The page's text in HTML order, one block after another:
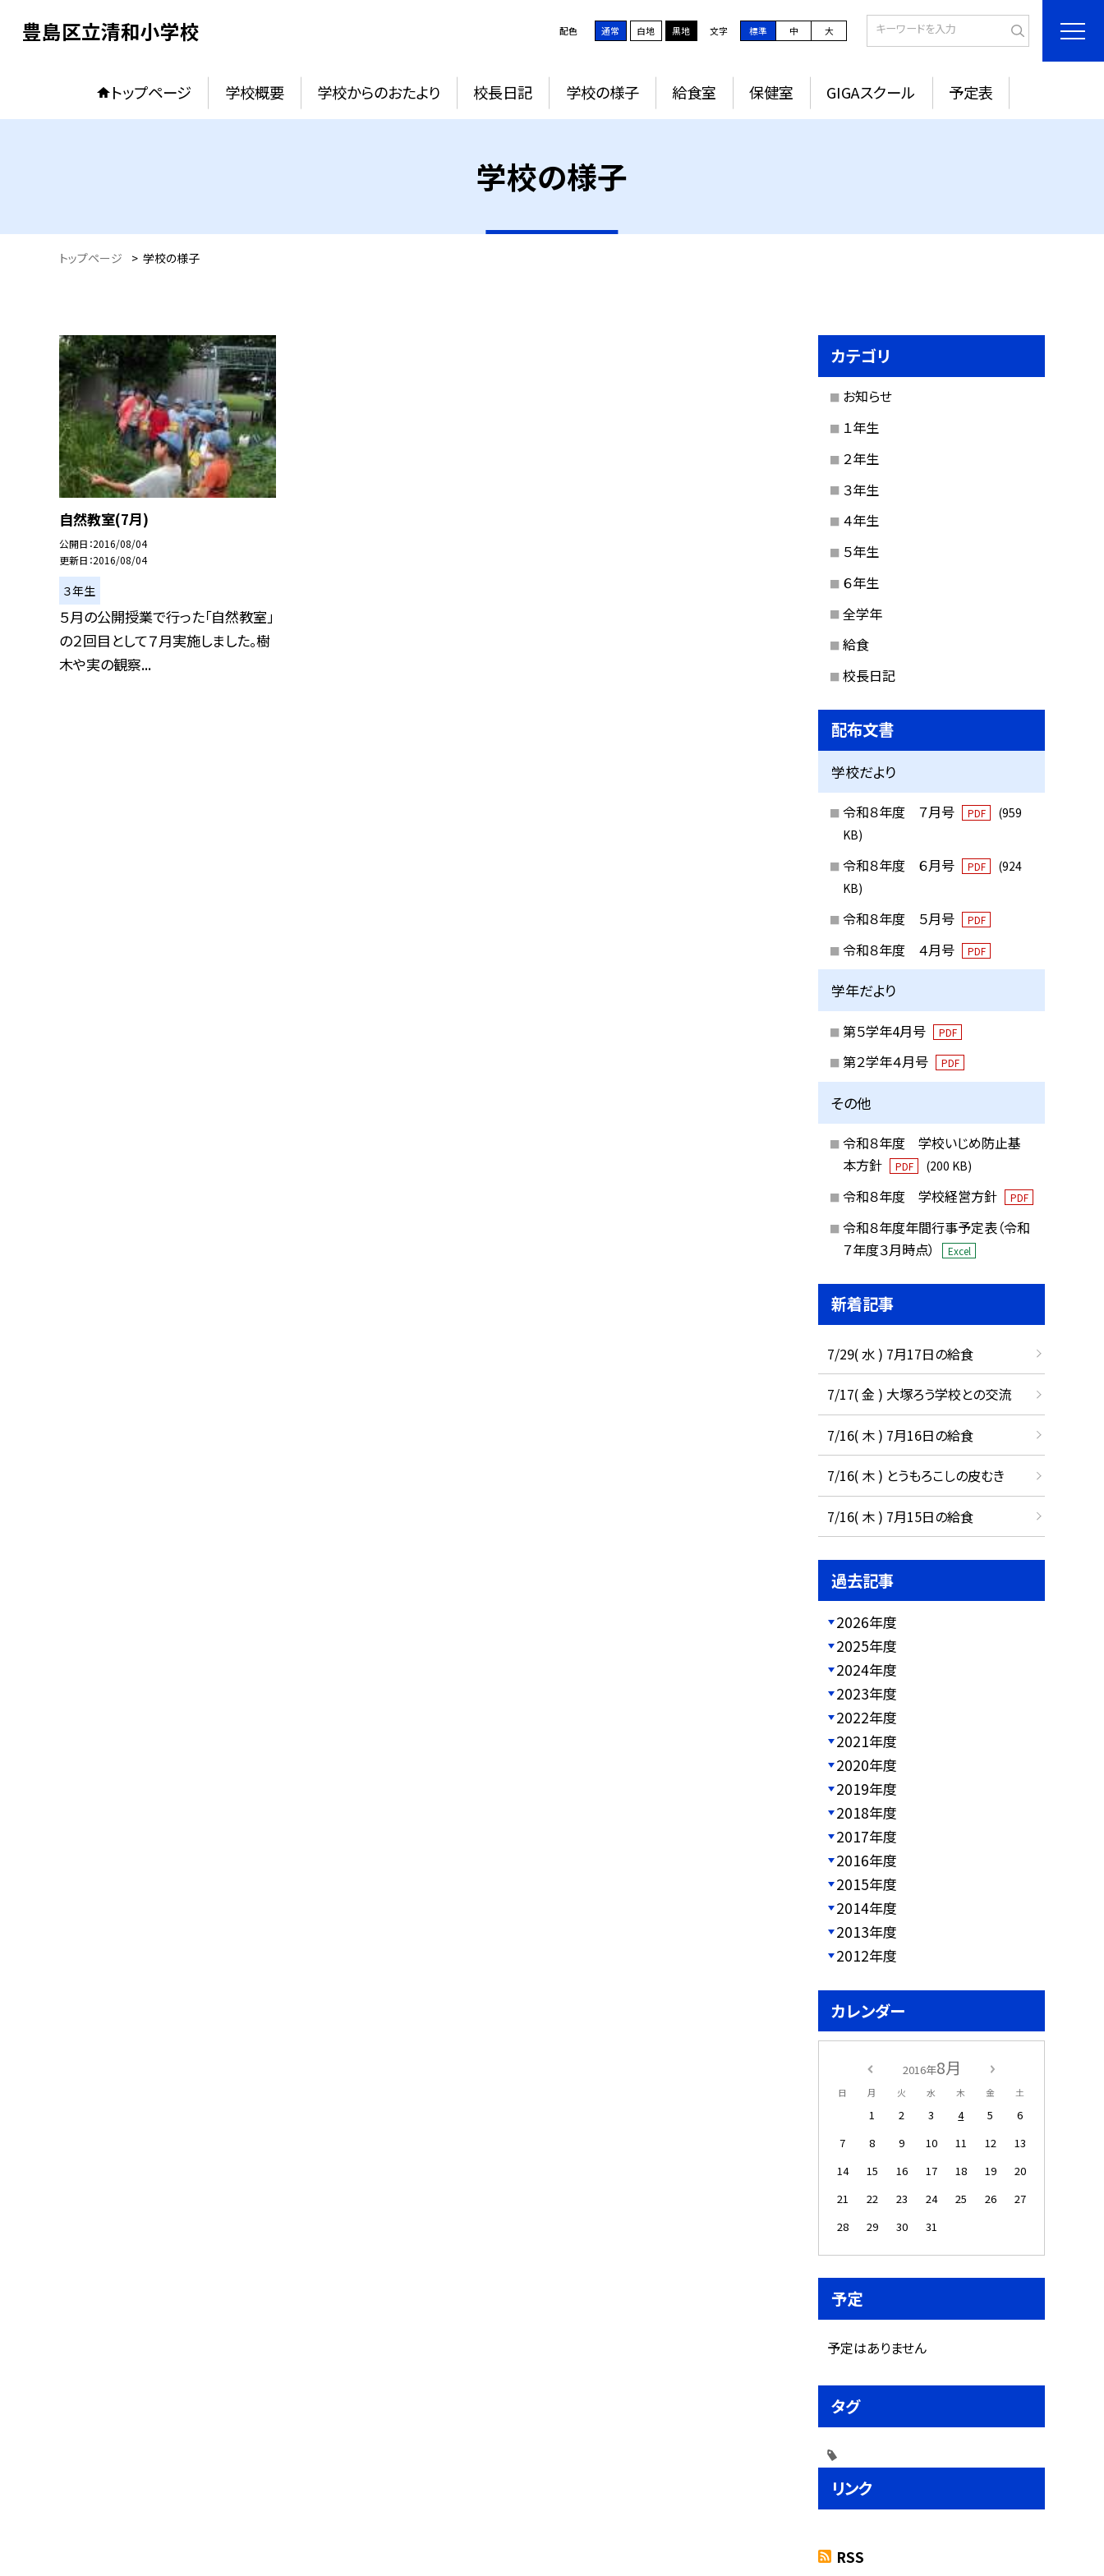
豊島区立清和小学校 配色 通常 白地 黒地 文字 標準 中 大
トップページ 学校概要 学校からのおたより 校長日記 学校の様子 給食室 保健室 GIGAスクール 予定表
学校の様子
トップページ > 学校の様子
自然教室(7月)
公開日 2016/08/04
更新日 2016/08/04
３年生
５月の公開授業で行った「自然教室」
の２回目として７月実施しました。樹
木や実の観察...
カテゴリ
お知らせ
１年生
２年生
３年生
４年生
５年生
６年生
全学年
給食
校長日記
配布文書
学校だより
令和８年度 ７月号 PDF
(959
KB)
令和８年度 ６月号 PDF
(924
KB)
令和８年度 ５月号 PDF
令和８年度 ４月号 PDF
学年だより
第５学年4月号 PDF
第２学年４月号 PDF
その他
令和８年度 学校いじめ防止基
本方針
PDF (200 KB)
令和８年度 学校経営方針 PDF
令和８年度年間行事予定表（令和
７年度３月時点）
Excel
新着記事
7/29( 水 ) 7月17日の給食
7/17( 金 ) 大塚ろう学校との交流
7/16( 木 ) 7月16日の給食
7/16( 木 ) とうもろこしの皮むき
7/16( 木 ) 7月15日の給食
過去記事
2026年度
2025年度
2024年度
2023年度
2022年度
2021年度
2020年度
2019年度
2018年度
2017年度
2016年度
2015年度
2014年度
2013年度
2012年度
カレンダー
2016年8月
日 月 火 水 木 金 土
1 2 3 4 5
6
7
8 9 10 11 12
13
14
15 16 17 18 19
20
21
22 23 24 25 26
27
28
29 30 31
予定
予定はありません
タグ
リンク
RSS